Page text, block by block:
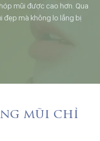
mũi được cao hơn. Qua
đẹp mà không lo lắng bị
mũi chỉ